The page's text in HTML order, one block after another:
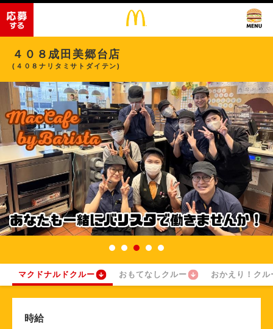
４０８成田美郷台店
(４０８ナリタミサトダイテン)
マクドナルドクルー おもてなしクルー おかえり！クル
時給